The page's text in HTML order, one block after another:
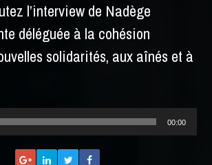
l’interview de Nadège
déléguée à la cohésion
solidarités, aux aînés et à
00:00